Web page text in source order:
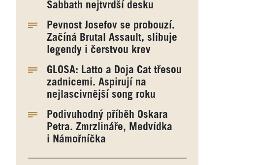
Sabbath nejtvrdší desku
Pevnost Josefov se probouzí.
Začíná Brutal Assault, slibuje
legendy i čerstvou krev
GLOSA: Latto a Doja Cat třesou
zadnicemi. Aspirují na
nejlascivnější song roku
Podivuhodný příběh Oskara
Petra. Zmrzlináře, Medvídka
i Námořníčka